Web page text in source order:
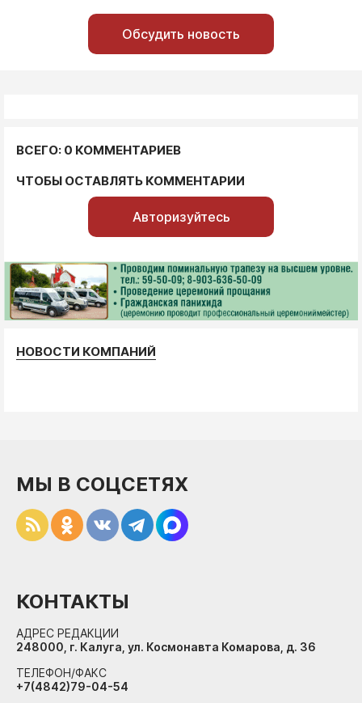
Обсудить новость
ВСЕГО: 0 КОММЕНТАРИЕВ
ЧТОБЫ ОСТАВЛЯТЬ КОММЕНТАРИИ
Авторизуйтесь
НОВОСТИ КОМПАНИЙ
МЫ В СОЦСЕТЯХ
КОНТАКТЫ
АДРЕС РЕДАКЦИИ
248000, г. Калуга, ул. Космонавта Комарова, д. 36
ТЕЛЕФОН/ФАКС
+7(4842)79-04-54